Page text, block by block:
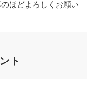
ほどよろしくお願い
ト